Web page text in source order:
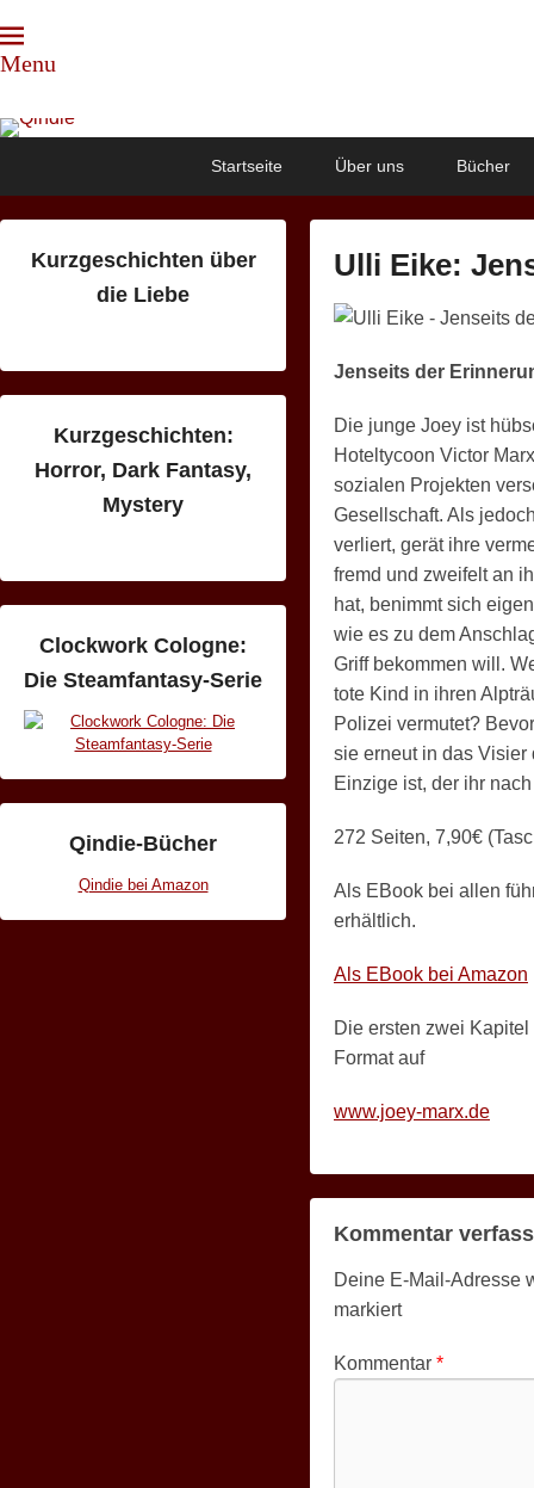
Menu
Qindie
Das Autorenkorrektiv
Startseite Über uns Bücher
Ulli Eike:
P
s
e
d
o
n
2
7
.
M
a
i
2
0
1
b
l
E
i
e
Jenseits der
Die junge Joey ist
Hoteltycoon Victor
sozialen Projekten
Gesellschaft. Als
verliert, gerät ihre
fremd und zweifelt an
hat, benimmt sich
wie es zu dem
Griff bekommen will.
tote Kind in ihren
Polizei vermutet?
sie erneut in das Visier
Einzige ist, der ihr
272 Seiten, 7,90€
Als EBook bei allen
erhältlich.
Als EBook bei Amazon
Die ersten zwei
Format auf
www.joey-marx.de
Kommentar
Deine E-Mail-Adresse
markiert
Kommentar *
Kurzgeschichten über
die Liebe
Kurzgeschichten:
Horror, Dark Fantasy,
Mystery
Clockwork Cologne:
Die Steamfantasy-Serie
Qindie-Bücher
Qindie bei Amazon